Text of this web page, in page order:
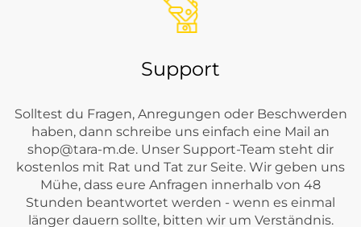
Support
Solltest du Fragen, Anregungen oder Beschwerden
haben, dann schreibe uns einfach eine Mail an
shop@tara-m.de. Unser Support-Team steht dir
kostenlos mit Rat und Tat zur Seite. Wir geben uns
Mühe, dass eure Anfragen innerhalb von 48
Stunden beantwortet werden - wenn es einmal
länger dauern sollte, bitten wir um Verständnis.